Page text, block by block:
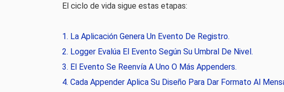
El ciclo de vida sigue estas etapas:
La Aplicación Genera Un Evento De Registro.
Logger Evalúa El Evento Según Su Umbral De Nivel.
El Evento Se Reenvía A Uno O Más Appenders.
Cada Appender Aplica Su Diseño Para Dar Formato Al